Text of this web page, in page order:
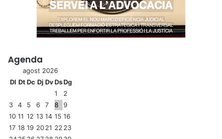
Agenda
agost 2026
Dl DtDc Dj DvDsDg
1
2
3
4 5 6 7 8
9
10 11 12 13 14 15 16
17 18 19 2021 22 23